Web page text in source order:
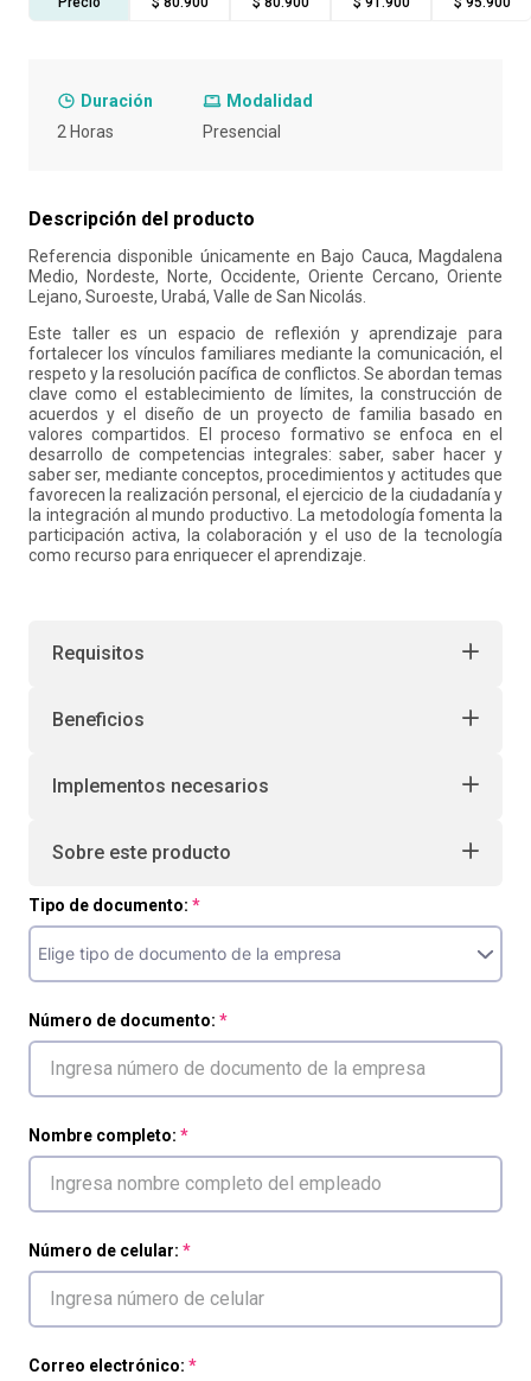
Duración
2 Horas
Modalidad
Presencial
Descripción del producto
Referencia disponible únicamente en Bajo Cauca, Magdalena
Medio, Nordeste, Norte, Occidente, Oriente Cercano, Oriente
Lejano, Suroeste, Urabá, Valle de San Nicolás.
Este taller es un espacio de reflexión y aprendizaje para
fortalecer los vínculos familiares mediante la comunicación, el
respeto y la resolución pacífica de conflictos. Se abordan temas
clave como el establecimiento de límites, la construcción de
acuerdos y el diseño de un proyecto de familia basado en
valores compartidos. El proceso formativo se enfoca en el
desarrollo de competencias integrales: saber, saber hacer y
saber ser, mediante conceptos, procedimientos y actitudes que
favorecen la realización personal, el ejercicio de la ciudadanía y
la integración al mundo productivo. La metodología fomenta la
participación activa, la colaboración y el uso de la tecnología
como recurso para enriquecer el aprendizaje.
Requisitos
Beneficios
Implementos necesarios
Sobre este producto
Tipo de documento:
Número de documento:
Nombre completo:
Número de celular:
Correo electrónico: